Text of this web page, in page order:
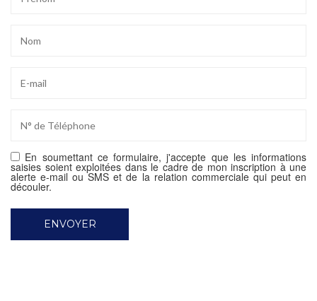
En soumettant ce formulaire, j'accepte que les informations
saisies soient exploitées dans le cadre de mon inscription à une
alerte e-mail ou SMS et de la relation commerciale qui peut en
découler.